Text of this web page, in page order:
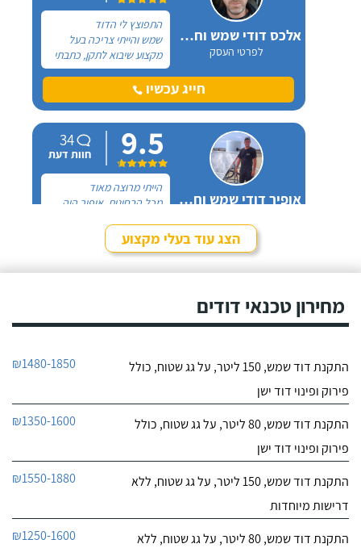
אלכס דודי שמש וחשמל
לפרטי העסק
התפוצץ לי הדוד
שמש והייתי צריכה בעל
מקצוע שיבוא לתקן, כתבתי
בגוגל טכנאי דודים ואז
הגעתי לקבוצה של העיר
חיפה בפייסבוק, שם כמה
דודי שמש וחשמל".
חייג עכשיו
אופיר דודי שמש וחשמל
9.5
34
חוות דעת
הייתי מרוצה מאוד
מכל הבחינות, אופיר היה
לראות את המיקום של
ההתקנה, המחיר היה הוגן
היה לארג' והשאיר נקי
חייג עכשיו
שביט דודי שמש וחשמל בע"מ
לפרטי העסק
דודי שמש" שירות טוב,
חייג עכשיו
הצג עוד בעלי מקצוע
מחירון טכנאי דודים
התקנת דוד שמש, 150 ליטר, על גג שטוח, כולל
פירוק ופינוי דוד ישן
₪1480-1850
התקנת דוד שמש, 80 ליטר, על גג שטוח, כולל
פירוק ופינוי דוד ישן
₪1350-1600
התקנת דוד שמש, 150 ליטר, על גג שטוח, ללא
דרישות מיוחדות
₪1550-1880
התקנת דוד שמש, 80 ליטר, על גג שטוח, ללא
₪1250-1600